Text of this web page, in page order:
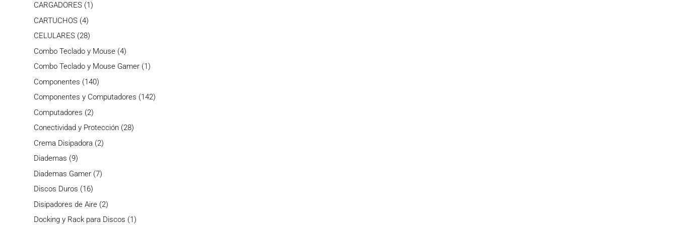
CARGADORES 11
CARTUCHOS 44
productos
CELULARES 2828
productos
Combo Teclado y Mouse 44
productos
Combo Teclado y Mouse Gamer 11
Componentes 140140
productos
Componentes y Computadores 142142
Computadores 22
productos
Conectividad y Protección 2828
Crema Disipadora 22
Diademas 99
productos
Diademas Gamer 77
Discos Duros 1616
productos
Disipadores de Aire 22
productos
Docking y Rack para Discos 11